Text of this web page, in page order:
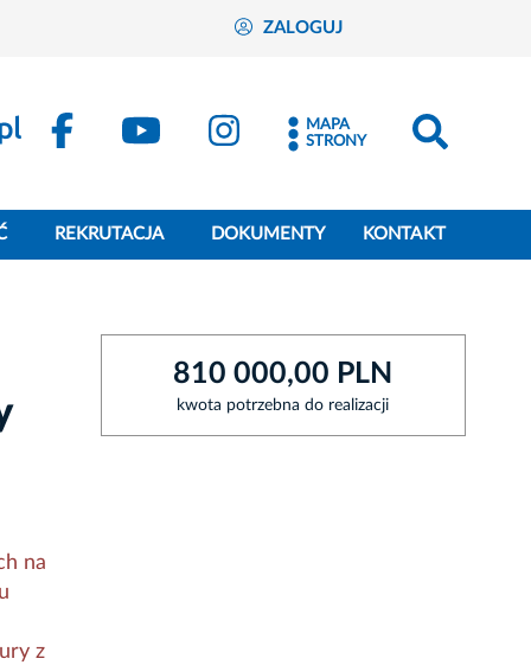
ZALOGUJ
MAPA
STRONY
REKRUTACJA DOKUMENTY KONTAKT
na
z
810 000,00 PLN
kwota potrzebna do realizacji